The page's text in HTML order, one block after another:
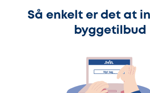
Så enkelt er det at
byggetilbud